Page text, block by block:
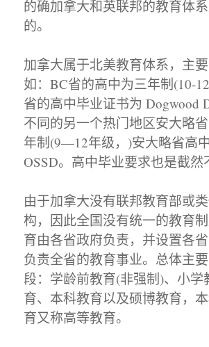
的确加拿大和英联邦的教育体
的。
加拿大属于北美教育体系，主
如：BC省的高中为三年制(10-
省的高中毕业证书为 Dogwood
不同的另一个热门地区安大略
年制(9—12年级，)安大略省高
OSSD。高中毕业要求也是截然
由于加拿大没有联邦教育部或
构，因此全国没有统一的教育
育由各省政府负责，并设置各省
负责全省的教育事业。总体主
段：学龄前教育(非强制)、小学
育、本科教育以及硕博教育，
育又称高等教育。